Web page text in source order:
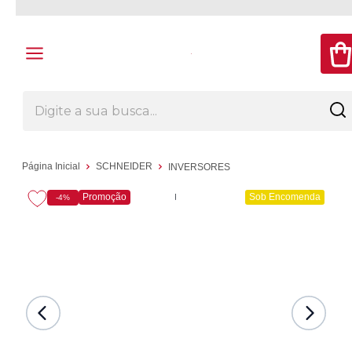
Página Inicial SCHNEIDER INVERSORES
-4% Promoção Sob Encomenda